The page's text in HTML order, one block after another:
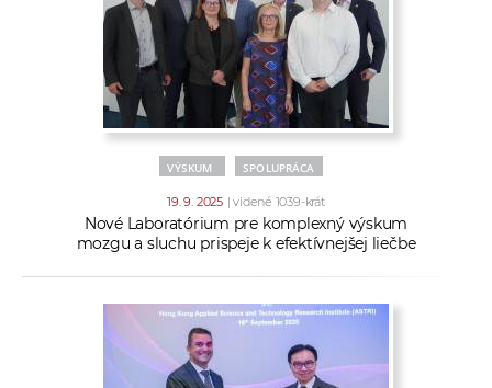
VÝSKUM SPOLUPRÁCA
19. 9. 2025 | videné 1039-krát
Nové Laboratórium pre komplexný výskum
mozgu a sluchu prispeje k efektívnejšej liečbe